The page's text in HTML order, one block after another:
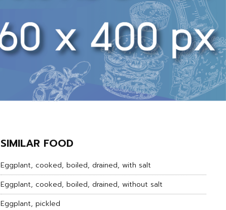
SIMILAR FOOD
Eggplant, cooked, boiled, drained, with salt
Eggplant, cooked, boiled, drained, without salt
Eggplant, pickled